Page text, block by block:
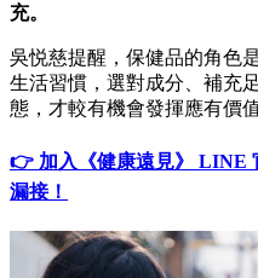
充。
吳悦慈提醒，保健品的角色
生活習慣，選對成分、補充
態，才較有機會發揮應有價值
👉 加入《健康遠見》 LINE
漏接！